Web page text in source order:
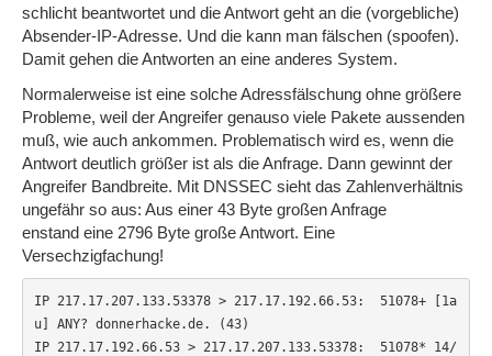
schlicht beantwortet und die Antwort geht an die (vorgebliche)
Absender-IP-Adresse. Und die kann man fälschen (spoofen).
Damit gehen die Antworten an eine anderes System.
Normalerweise ist eine solche Adressfälschung ohne größere
Probleme, weil der Angreifer genauso viele Pakete aussenden
muß, wie auch ankommen. Problematisch wird es, wenn die
Antwort deutlich größer ist als die Anfrage. Dann gewinnt der
Angreifer Bandbreite. Mit DNSSEC sieht das Zahlenverhältnis
ungefähr so aus: Aus einer 43 Byte großen Anfrage
enstand eine 2796 Byte große Antwort. Eine
Versechzigfachung!
IP 217.17.207.133.53378 > 217.17.192.66.53:  51078+ [1a
u] ANY? donnerhacke.de. (43)
IP 217.17.192.66.53 > 217.17.207.133.53378:  51078* 14/